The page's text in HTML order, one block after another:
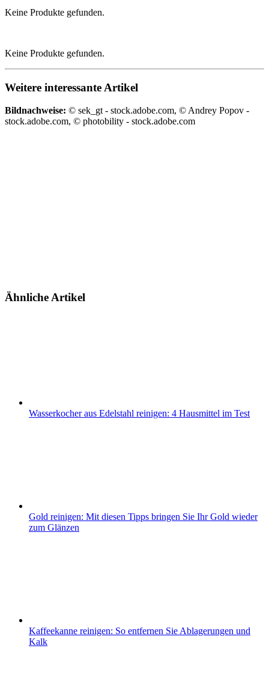
Keine Produkte gefunden.
Keine Produkte gefunden.
Weitere interessante Artikel
Bildnachweise: © sek_gt - stock.adobe.com, © Andrey Popov -
stock.adobe.com, © photobility - stock.adobe.com
Ähnliche Artikel
Wasserkocher aus Edelstahl reinigen: 4 Hausmittel im Test
Gold reinigen: Mit diesen Tipps bringen Sie Ihr Gold wieder
zum Glänzen
Kaffeekanne reinigen: So entfernen Sie Ablagerungen und
Kalk